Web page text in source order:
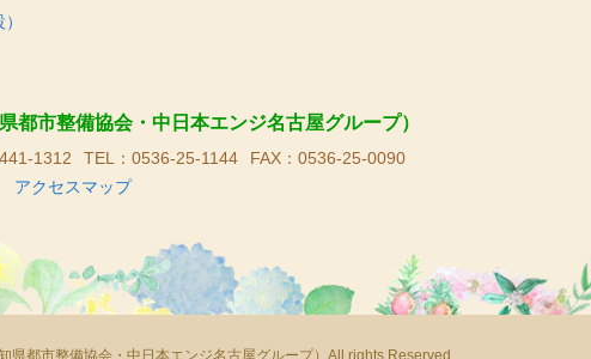
都市整備協会・中日本エンジ名古屋グループ）
1312 TEL：0536-25-1144
FAX：0536-25-0090
アクセスマップ